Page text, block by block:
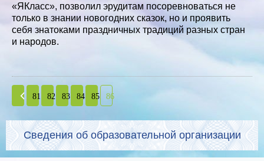
«ЯКласс», позволил эрудитам посоревноваться не
только в знании новогодних сказок, но и проявить
себя знатоками праздничных традиций разных стран
и народов.
81 82 83 84 85 86
Сведения об образовательной организации